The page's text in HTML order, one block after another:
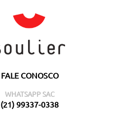
FALE CONOSCO
WHATSAPP SAC
(21) 99337-0338